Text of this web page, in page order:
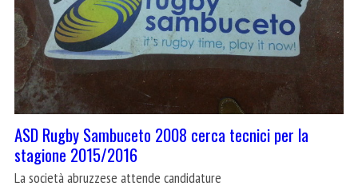
ASD Rugby Sambuceto 2008 cerca tecnici per la
stagione 2015/2016
La società abruzzese attende candidature